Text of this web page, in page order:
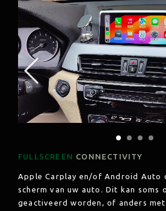
FULLSCREEN CONNECTIVITY
Apple Carplay en/of Android Auto
scherm van uw auto. Dit kan soms
geactiveerd worden, of anders